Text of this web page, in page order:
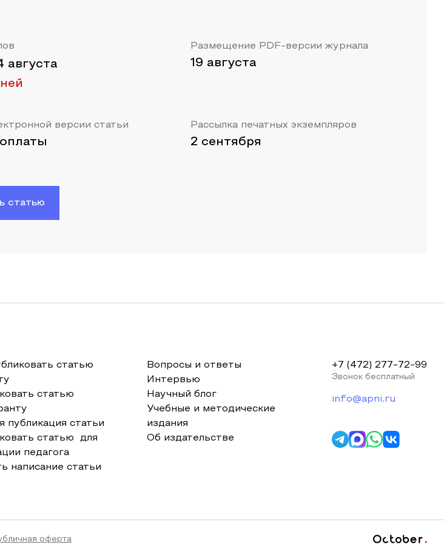
августа
Размещение PDF-версии журнала
19 августа
версии статьи Рассылка печатных экземпляров
2 сентября
статью
статью
статью
публикация статьи
статью для
педагога
написание статьи
Вопросы и ответы
Интервью
Научный блог
Учебные и методические
издания
Об издательстве
+7 (472) 277-72-99
Звонок бесплатный
info@apni.ru
оферта